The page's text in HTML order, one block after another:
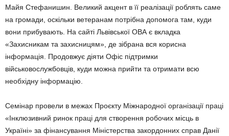
Майя Стефанишин. Великий акцент в її реалізації роблять саме
на громади, оскільки ветеранам потрібна допомога там, куди
вони прибувають. На сайті Львівської ОВА є вкладка
«Захисникам та захисницям», де зібрана вся корисна
інформація. Продовжує діяти Офіс підтримки
військовослужбовців, куди можна прийти та отримати всю
необхідну інформацію.
Семінар провели в межах Проєкту Міжнародної організації праці
«Інклюзивний ринок праці для створення робочих місць в
Україні» за фінансування Міністерства закордонних справ Данії